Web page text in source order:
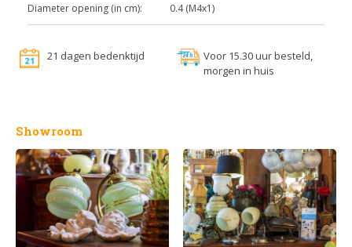
Diameter opening (in cm):
0.4 (M4x1)
21 dagen bedenktijd
Voor 15.30 uur besteld,
morgen in huis
Showroom